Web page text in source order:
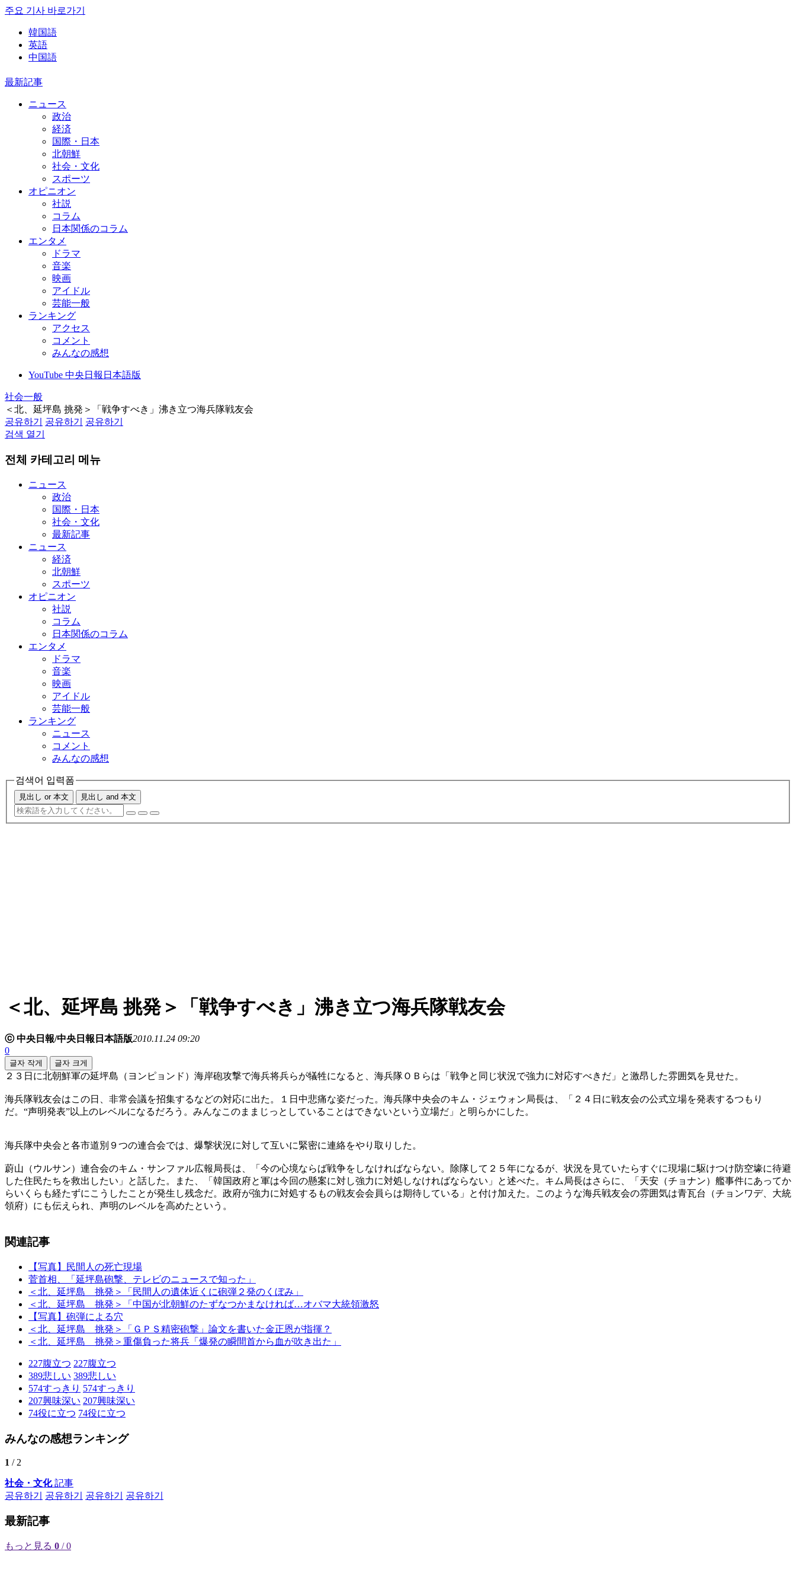
주요 기사 바로가기
韓国語
英語
中国語
最新記事
ニュース
政治
経済
国際・日本
北朝鮮
社会・文化
スポーツ
オピニオン
社説
コラム
日本関係のコラム
エンタメ
ドラマ
音楽
映画
アイドル
芸能一般
ランキング
アクセス
コメント
みんなの感想
YouTube 中央日報日本語版
社会一般
＜北、延坪島 挑発＞「戦争すべき」沸き立つ海兵隊戦友会
공유하기
공유하기
공유하기
검색 열기
전체 카테고리 메뉴
ニュース
政治
国際・日本
社会・文化
最新記事
ニュース
経済
北朝鮮
スポーツ
オピニオン
社説
コラム
日本関係のコラム
エンタメ
ドラマ
音楽
映画
アイドル
芸能一般
ランキング
ニュース
コメント
みんなの感想
검색어 입력폼
見出し or 本文 見出し and 本文
＜北、延坪島 挑発＞「戦争すべき」沸き立つ海兵隊戦友会
ⓒ 中央日報/中央日報日本語版2010.11.24 09:20
0
글자 작게 글자 크게
２３日に北朝鮮軍の延坪島（ヨンピョンド）海岸砲攻撃で海兵将兵らが犠牲になると、海兵隊ＯＢらは「戦争と同じ状況で強力に対応すべきだ」と激昂した雰囲気を見せた。
海兵隊戦友会はこの日、非常会議を招集するなどの対応に出た。１日中悲痛な姿だった。海兵隊中央会のキム・ジェウォン局長は、「２４日に戦友会の公式立場を発表するつもり
だ。“声明発表”以上のレベルになるだろう。みんなこのままじっとしていることはできないという立場だ」と明らかにした。
海兵隊中央会と各市道別９つの連合会では、爆撃状況に対して互いに緊密に連絡をやり取りした。
蔚山（ウルサン）連合会のキム・サンファル広報局長は、「今の心境ならば戦争をしなければならない。除隊して２５年になるが、状況を見ていたらすぐに現場に駆けつけ防空壕に待避
した住民たちを救出したい」と話した。また、「韓国政府と軍は今回の懸案に対し強力に対処しなければならない」と述べた。キム局長はさらに、「天安（チョナン）艦事件にあってか
らいくらも経たずにこうしたことが発生し残念だ。政府が強力に対処するもの戦友会会員らは期待している」と付け加えた。このような海兵戦友会の雰囲気は青瓦台（チョンワデ、大統
領府）にも伝えられ、声明のレベルを高めたという。
関連記事
【写真】民間人の死亡現場
菅首相、「延坪島砲撃、テレビのニュースで知った」
＜北、延坪島 挑発＞「民間人の遺体近くに砲弾２発のくぼみ」
＜北、延坪島 挑発＞「中国が北朝鮮のたずなつかまなければ…オバマ大統領激怒
【写真】砲弾による穴
＜北、延坪島 挑発＞「ＧＰＳ精密砲撃」論文を書いた金正恩が指揮？
＜北、延坪島 挑発＞重傷負った将兵「爆発の瞬間首から血が吹き出た」
227腹立つ 227腹立つ
389悲しい 389悲しい
574すっきり 574すっきり
207興味深い 207興味深い
74役に立つ 74役に立つ
みんなの感想ランキング
1 / 2
社会・文化記事
공유하기
공유하기 공유하기 공유하기
最新記事
もっと見る 0 / 0